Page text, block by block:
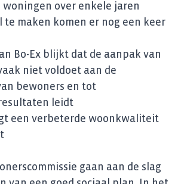
woningen over enkele jaren
maken komen er nog een keer
Bo-Ex blijkt dat de aanpak van
niet voldoet aan de
bewoners en tot
leidt
een verbeterde woonkwaliteit
gaan aan de slag